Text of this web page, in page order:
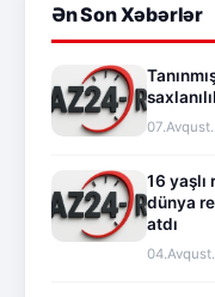
Ən Son Xəbərlər
16 yaşlı
dünya
atdı